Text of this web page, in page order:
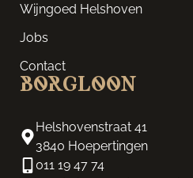
Wijngoed Helshoven
Jobs
Contact
Borgloon
Helshovenstraat 41
3840 Hoepertingen
011 19 47 74